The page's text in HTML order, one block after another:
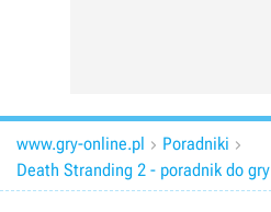
www.gry-online.pl  Poradniki 
Death Stranding 2 - poradnik do gry